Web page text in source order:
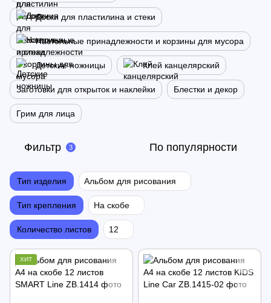
Доски для пластилина и стеки
Настольные принадлежности и корзины для мусора
Детские ножницы Клей канцелярский
Заготовки для открыток и наклейки Блестки и декор
Грим для лица
Фильтр 3 По популярности
Тип изделия Альбом для рисования
Тип крепления На скобе
Количество листов 12
ХИТ